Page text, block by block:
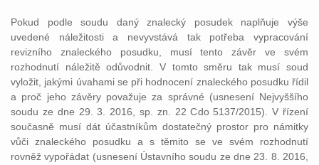
Pokud podle soudu daný znalecký posudek naplňuje výše
uvedené náležitosti a nevyvstává tak potřeba vypracování
revizního znaleckého posudku, musí tento závěr ve svém
rozhodnutí náležitě odůvodnit. V tomto směru tak musí soud
vyložit, jakými úvahami se při hodnocení znaleckého posudku řídil
a proč jeho závěry považuje za správné (usnesení Nejvyššího
soudu ze dne 29. 3. 2016, sp. zn. 22 Cdo 5137/2015). V řízení
současně musí dát účastníkům dostatečný prostor pro námitky
vůči znaleckého posudku a s těmito se ve svém rozhodnutí
rovněž vypořádat (usnesení Ústavního soudu ze dne 23. 8. 2016,